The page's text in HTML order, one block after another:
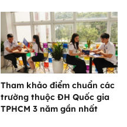
Tham khảo điểm chuẩn các
trường thuộc ĐH Quốc gia
TPHCM 3 năm gần nhất